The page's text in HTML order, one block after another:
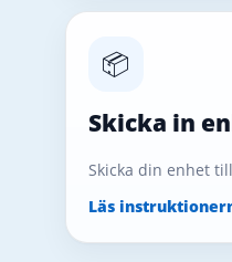
📦
Skicka in
Skicka din enhet
Läs